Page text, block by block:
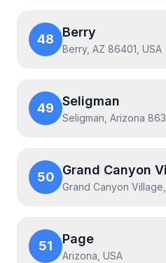
48 Berry
Berry, AZ 86401, USA
49 Seligman
Seligman, Arizona
50 Grand Canyon
Grand Canyon
51 Page
Arizona, USA